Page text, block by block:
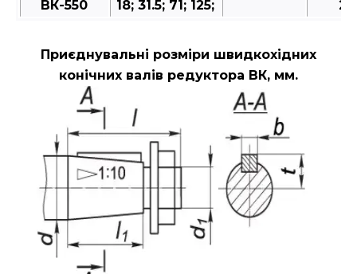
ВК-550
18; 31.5; 71; 125;
Приєднувальні розміри швидкохідних
конічних валів редуктора ВК, мм.